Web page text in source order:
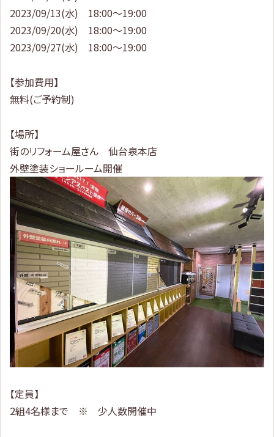
2023/09/13(水) 18:00～19:00
2023/09/20(水) 18:00～19:00
2023/09/27(水) 18:00～19:00
【参加費用】
無料(ご予約制)
【場所】
街のリフォーム屋さん 仙台泉本店
外壁塗装ショールーム開催
【定員】
2組4名様まで ※ 少人数開催中